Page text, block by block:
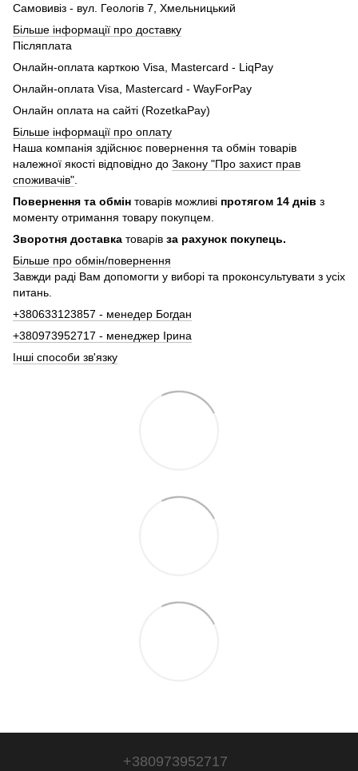
Самовивіз - вул. Геологів 7, Хмельницький
Більше інформації про доставку
Післяплата
Онлайн-оплата карткою Visa, Mastercard - LiqPay
Онлайн-оплата Visa, Mastercard - WayForPay
Онлайн оплата на сайті (RozetkaPay)
Більше інформації про оплату
Наша компанія здійснює повернення та обмін товарів
належної якості відповідно до Закону "Про захист прав
споживачів"
Повернення та обмін товарів можливі протягом 14 днів з
моменту отримання товару покупцем.
Зворотня доставка товарів за рахунок покупець.
Більше про обмін/повернення
Завжди раді Вам допомогти у виборі та проконсультувати з усіх
питань.
+380633123857 - менедер Богдан
+380973952717 - менеджер Ірина
Інші способи зв'язку
+380973952717